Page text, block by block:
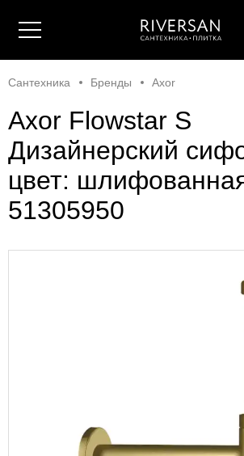
Сантехника Бренды Axor
Axor Flowstar S
Дизайнерский
цвет:
51305950